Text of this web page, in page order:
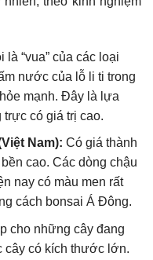
“vua” của các loại
nước của lỗ li ti trong
mạnh. Đây là lựa
trực có giá trị cao.
Nam): Có giá thành
cao. Các dòng chậu
nay có màu men rất
cách bonsai Á Đông.
cho những cây đang
cây có kích thước lớn.